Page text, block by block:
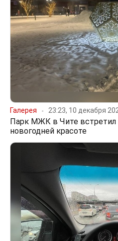
Галерея 23:23, 10 декабря
Парк МЖК в Чите встретил
новогодней красоте